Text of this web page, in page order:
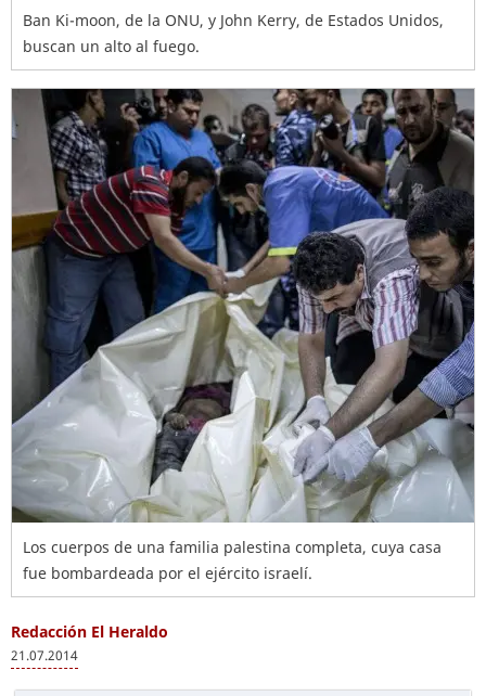
Ban Ki-moon, de la ONU, y John Kerry, de Estados Unidos,
buscan un alto al fuego.
Los cuerpos de una familia palestina completa, cuya casa
fue bombardeada por el ejército israelí.
Redacción El Heraldo
21.07.2014